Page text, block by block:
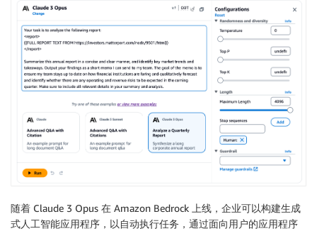
随着 Claude 3 Opus 在 Amazon Bedrock 上线，企业可以构建生成
式人工智能应用程序，以自动执行任务，通过面向用户的应用程序